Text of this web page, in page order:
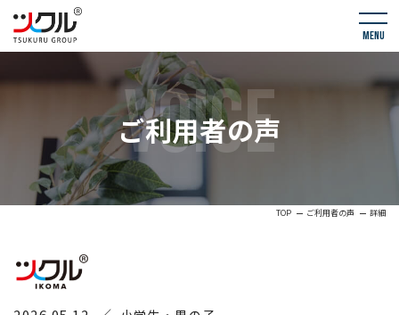
menu
VOICE
ご利用者の声
TOP ご利用者の声 詳細